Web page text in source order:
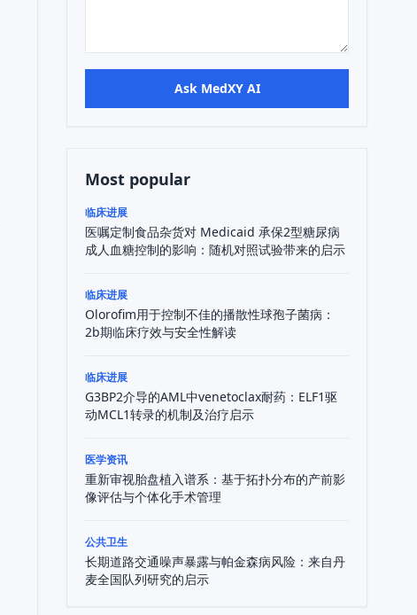
Ask MedXY AI
Most popular
临床进展
医嘱定制食品杂货对 Medicaid 承保2型糖尿病
成人血糖控制的影响：随机对照试验带来的启示
临床进展
Olorofim用于控制不佳的播散性球孢子菌病：
2b期临床疗效与安全性解读
临床进展
G3BP2介导的AML中venetoclax耐药：ELF1驱
动MCL1转录的机制及治疗启示
医学资讯
重新审视胎盘植入谱系：基于拓扑分布的产前影
像评估与个体化手术管理
公共卫生
长期道路交通噪声暴露与帕金森病风险：来自丹
麦全国队列研究的启示